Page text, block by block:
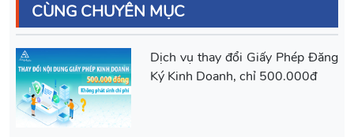
CÙNG CHUYÊN MỤC
Dịch vụ thay đổi Giấy Phép Đăng
Ký Kinh Doanh, chỉ 500.000đ